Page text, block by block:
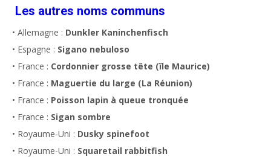
Les autres noms communs
• Allemagne : Dunkler Kaninchenfisch
• Espagne : Sigano nebuloso
• France : Cordonnier grosse tête (île Maurice)
• France : Maguertie du large (La Réunion)
• France : Poisson lapin à queue tronquée
• France : Sigan sombre
• Royaume-Uni : Dusky spinefoot
• Royaume-Uni : Squaretail rabbitfish